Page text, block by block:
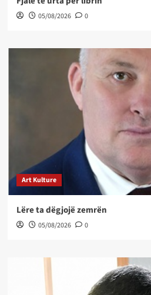
05/08/2026 0
Art Kulture
Lëre ta dëgjojë zemrën
05/08/2026 0